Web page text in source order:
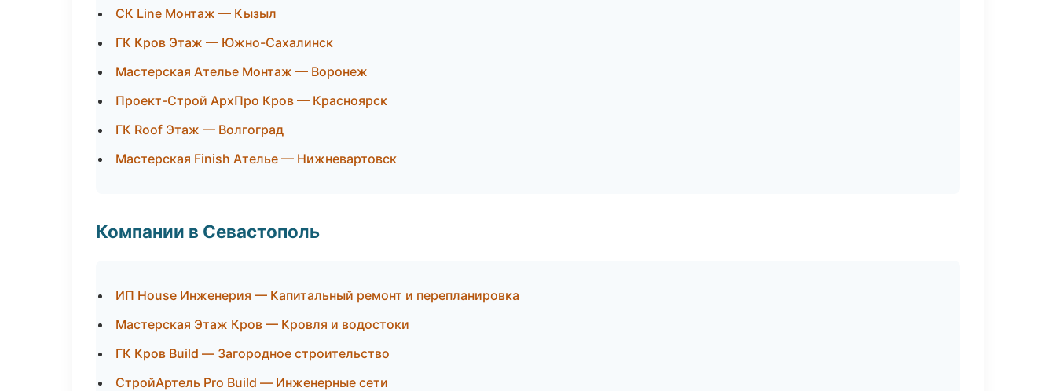
СК Line Монтаж — Кызыл
ГК Кров Этаж — Южно-Сахалинск
Мастерская Ателье Монтаж — Воронеж
Проект-Строй АрхПро Кров — Красноярск
ГК Roof Этаж — Волгоград
Мастерская Finish Ателье — Нижневартовск
Компании в Севастополь
ИП House Инженерия — Капитальный ремонт и перепланировка
Мастерская Этаж Кров — Кровля и водостоки
ГК Кров Build — Загородное строительство
СтройАртель Pro Build — Инженерные сети